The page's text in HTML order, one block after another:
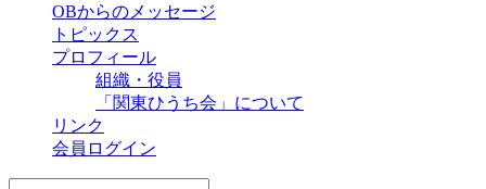
OBからのメッセージ
トピックス
プロフィール
組織・役員
「関東ひうち会」について
リンク
会員ログイン